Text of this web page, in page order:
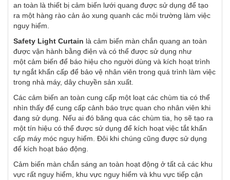
an toàn là thiết bị cảm biến lưới quang được sử dụng để tạo
ra một hàng rào cản ảo xung quanh các môi trường làm việc
nguy hiểm.
Safety Light Curtain là cảm biến màn chắn quang an toàn
được vận hành bằng điện và có thể được sử dụng như
một cảm biến để báo hiệu cho người dùng và kích hoạt trình
tự ngắt khẩn cấp để bảo vệ nhân viên trong quá trình làm việc
trong nhà máy, dây chuyền sản xuất.
Các cảm biến an toàn cung cấp một loạt các chùm tia có thể
nhìn thấy để cung cấp cảnh báo trực quan cho nhân viên khi
đang sử dụng. Nếu ai đó băng qua các chùm tia, họ sẽ tạo ra
một tín hiệu có thể được sử dụng để kích hoạt việc tắt khẩn
cấp máy móc nguy hiểm. Đôi khi chúng cũng được sử dụng
để kích hoạt báo động.
Cảm biến màn chắn sáng an toàn hoạt động ở tất cả các khu
vực rất nguy hiểm, khu vực nguy hiểm và khu vực tiếp cận